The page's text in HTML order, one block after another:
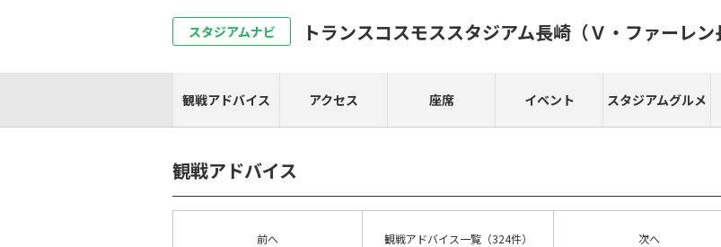
スタジアムナビ トランスコスモススタジアム長崎 （Ｖ・ファーレン
観戦アドバイス アクセス 座席 イベント スタジアムグルメ
観戦アドバイス
前へ 観戦アドバイス一覧（324件） 次へ